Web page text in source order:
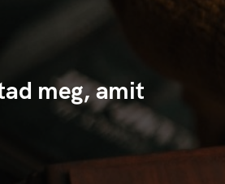
meg, amit